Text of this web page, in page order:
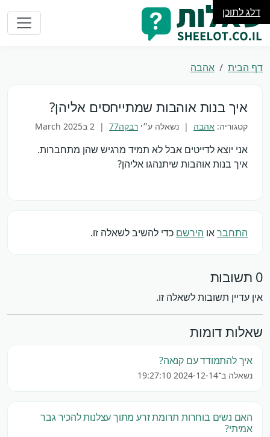
דלג לתוכן
דף הבית אהבה
איך בנות אוהבות שמתייחסים אליהן?
קטגוריה: אהבה | נשאלה ע״י רבקה77 | 2 בMarch 2025
אני יוצא לדייטים אבל לא תמיד מרגיש שהן מתחברות.
איך בנות אוהבות שיתנהגו אליהן?
התחבראו הירשם כדי להשיב לשאלה זו.
0 תשובות
אין עדיין תשובות לשאלה זו.
שאלות דומות
איך להתמודד עם קנאה?
נשאלה ב־2024-12-14 19:27:10
האם נשים בוחרות תרומת זרע מתוך עצלנות להכיר גבר
אמיתי?